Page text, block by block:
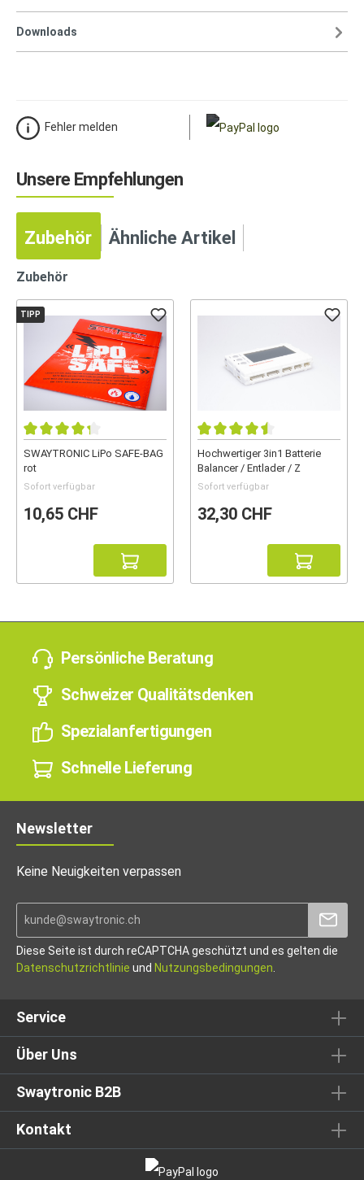
Downloads
Fehler melden
Unsere Empfehlungen
Zubehör Ähnliche Artikel
Zubehör
TIPP
SWAYTRONIC LiPo SAFE-BAG
rot
Sofort verfügbar
10,65 CHF
Hochwertiger 3in1 Batterie
Balancer / Entlader / Z
Sofort verfügbar
32,30 CHF
Persönliche Beratung
Schweizer Qualitätsdenken
Spezialanfertigungen
Schnelle Lieferung
Newsletter
Keine Neuigkeiten verpassen
Diese Seite ist durch reCAPTCHA geschützt und es gelten die
Datenschutzrichtlinie und Nutzungsbedingungen
Service
Über Uns
Swaytronic B2B
Kontakt